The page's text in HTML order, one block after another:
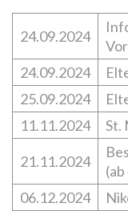
24.09.2024
24.09.2024
25.09.2024
11.11.2024
St.
21.11.2024
06.12.2024